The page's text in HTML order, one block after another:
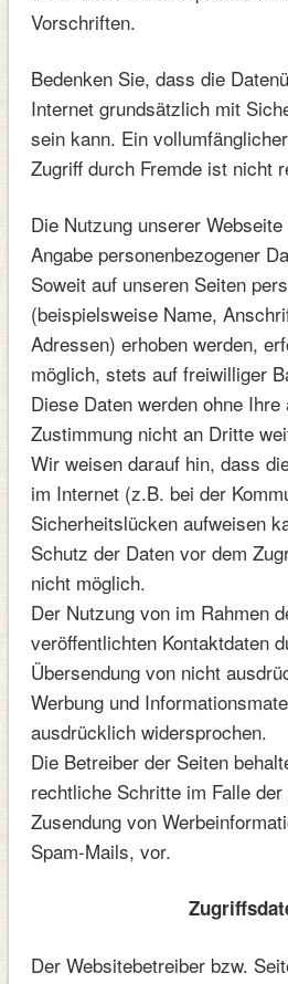
Vorschriften.
Bedenken Sie, dass die
Internet grundsätzlich mit
sein kann. Ein
Zugriff durch Fremde ist nicht
Die Nutzung unserer
Angabe personenbezogener
Soweit auf unseren Seiten
(beispielsweise Name,
Adressen) erhoben werden,
möglich, stets auf freiwilliger
Diese Daten werden ohne
Zustimmung nicht an Dritte
Wir weisen darauf hin, dass
im Internet (z.B. bei der
Sicherheitslücken aufweisen
Schutz der Daten vor dem
nicht möglich.
Der Nutzung von im Rahmen
veröffentlichten Kontaktdaten
Übersendung von nicht
Werbung und
ausdrücklich widersprochen.
Die Betreiber der Seiten
rechtliche Schritte im Falle
Zusendung von
Spam-Mails, vor.
Der Websitebetreiber bzw.